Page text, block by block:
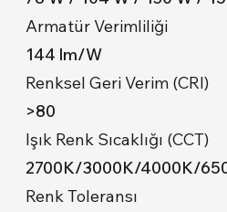
Armatür Verimliliği
144 lm/W
Renksel Geri Verim (CRI)
>80
Işık Renk Sıcaklığı (CCT)
2700K/3000K/4000K/
Renk Toleransı